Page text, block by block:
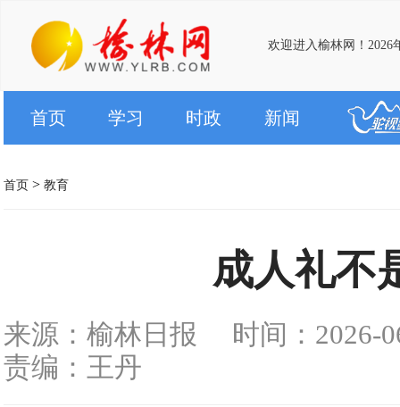
欢迎进入榆林网！2026
首页 学习 时政 新闻
首页 > 教育
成人礼不
来源：榆林日报
时间：2026-
责编：王丹